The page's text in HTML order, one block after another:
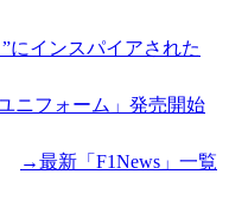
にインスパイアされた
ニフォーム」発売開始
→最新「F1News」一覧